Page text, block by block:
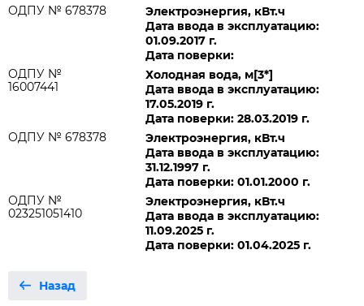
ОДПУ № 678378
Электроэнергия, кВт.ч
Дата ввода в эксплуатацию:
01.09.2017 г.
Дата поверки:
ОДПУ №
16007441
Холодная вода, м[3*]
Дата ввода в эксплуатацию:
17.05.2019 г.
Дата поверки: 28.03.2019 г.
ОДПУ № 678378
Электроэнергия, кВт.ч
Дата ввода в эксплуатацию:
31.12.1997 г.
Дата поверки: 01.01.2000 г.
ОДПУ №
023251051410
Электроэнергия, кВт.ч
Дата ввода в эксплуатацию:
11.09.2025 г.
Дата поверки: 01.04.2025 г.
Назад